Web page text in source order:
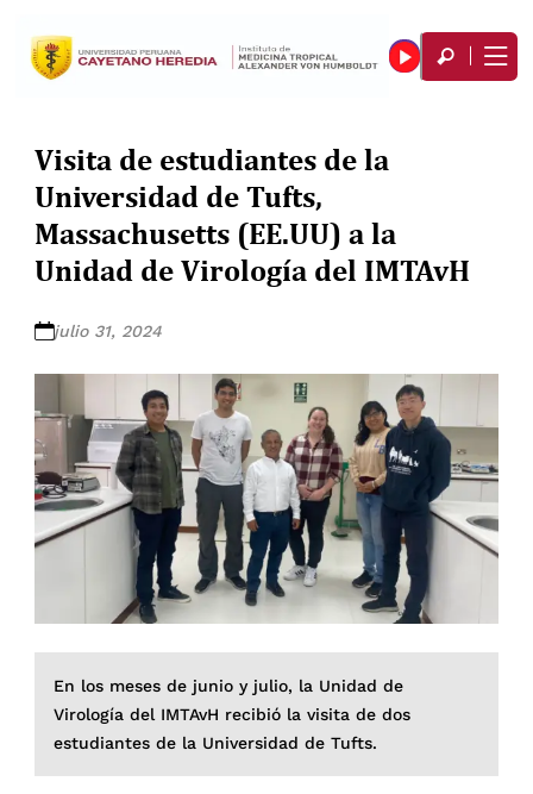
Visita de estudiantes de la
Universidad de Tufts,
Massachusetts (EE.UU) a la
Unidad de Virología del IMTAvH
julio 31, 2024
En los meses de junio y julio, la Unidad de
Virología del IMTAvH recibió la visita de dos
estudiantes de la Universidad de Tufts.